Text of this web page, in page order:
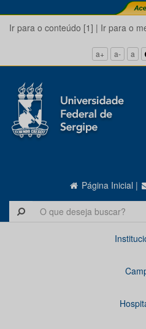
Ir para o conteúdo [1] | Ir para o
a+ a- a
Página Inicial |